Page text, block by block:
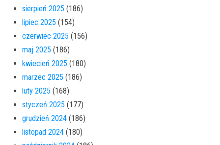
sierpień 2025 (186)
lipiec 2025 (154)
czerwiec 2025 (156)
maj 2025 (186)
kwiecień 2025 (180)
marzec 2025 (186)
luty 2025 (168)
styczeń 2025 (177)
grudzień 2024 (186)
listopad 2024 (180)